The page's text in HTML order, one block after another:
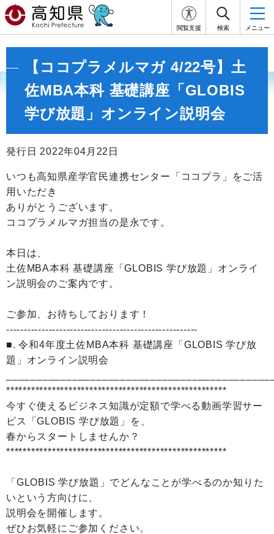
閲覧支援 検索 メニュー
【ココプラメルマガ 4/22号】土
佐MBA本科 基礎講座「GLOBIS
学び放題」オンライン説明会
発行日 2022年04月22日
いつも高知県産学官民連携センター「ココプラ」をご活
用いただき
ありがとうございます。
ココプラメルマガ担当の是永です。
本日は、
土佐MBA本科 基礎講座「GLOBIS 学び放題」オンライ
ン説明会のご案内です。
ご参加、お待ちしております！
------------------------------------------------------
■. 令和4年度土佐MBA本科 基礎講座「GLOBIS 学び放
題」オンライン説明会
*****************************************************
今すぐ使えるビジネス知識が定額で学べる動画学習サー
ビス「GLOBIS 学び放題」を、
春からスタートしませんか？
*****************************************************
「GLOBIS 学び放題」でどんなことが学べるのか知りた
いという方向けに、
説明会を開催します。
ぜひお気軽にご参加ください。